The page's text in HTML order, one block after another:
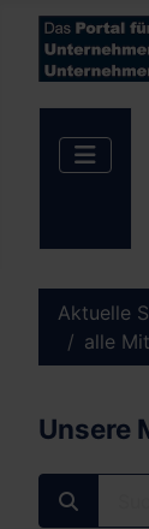
Aktuelle
alle
Unsere